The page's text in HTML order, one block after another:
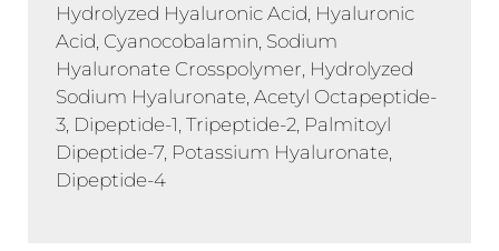
Hydrolyzed Hyaluronic Acid, Hyaluronic
Acid, Cyanocobalamin, Sodium
Hyaluronate Crosspolymer, Hydrolyzed
Sodium Hyaluronate, Acetyl Octapeptide-
3, Dipeptide-1, Tripeptide-2, Palmitoyl
Dipeptide-7, Potassium Hyaluronate,
Dipeptide-4